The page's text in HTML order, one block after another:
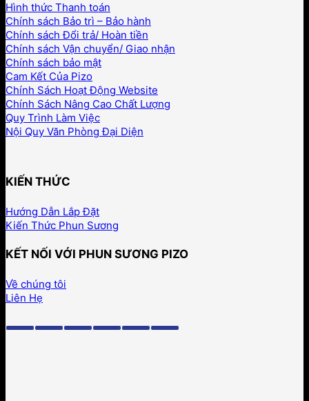
Hình thức Thanh toán
Chính sách Bảo trì – Bảo hành
Chính sách Đổi trả/ Hoàn tiền
Chính sách Vận chuyển/ Giao nhận
Chính sách bảo mật
Cam Kết Của Pizo
Chính Sách Hoạt Động Website
Chính Sách Nâng Cao Chất Lượng
Quy Trình Làm Việc
Nội Quy Văn Phòng Đại Diện
KIẾN THỨC
Hướng Dẫn Lắp Đặt
Kiến Thức Phun Sương
KẾT NỐI VỚI PHUN SƯƠNG PIZO
Về chúng tôi
Liên Hẹ